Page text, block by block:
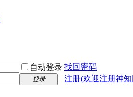
自动登录 找回密码
登录 注册(欢迎注册神